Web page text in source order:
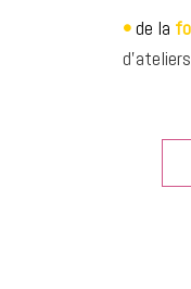
•de la